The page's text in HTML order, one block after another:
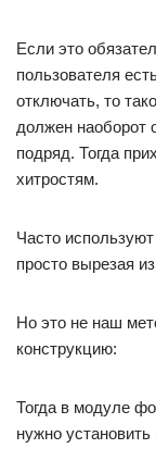
Если это
пользователя
отключать, то
должен наоборот
подряд. Тогда
хитростям.
Часто
просто вырезая
Но это не наш
конструкцию:
Тогда в модуле
нужно